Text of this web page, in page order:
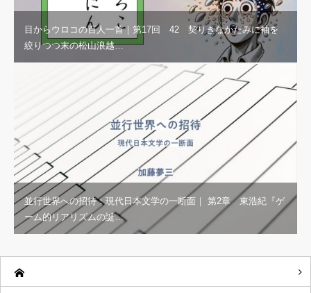
目からウロコの百人一首｜第17回 42 契りきなかたみに袖を
絞りつつ末の松山浪越…
並行世界への招待：現代日本文学の一断面｜ 第2章 東浩紀『ゲ
ーム的リアリズムの誕…